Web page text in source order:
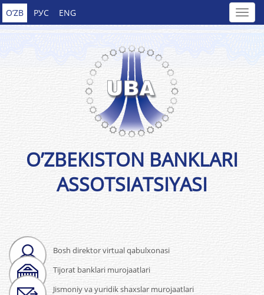
O’ZB РУС ENG
Bosh direktor virtual qabulxonasi
Tijorat banklari murojaatlari
Jismoniy va yuridik shaxslar murojaatlari
O’ZBEKISTON BANKLARI
ASSOTSIATSIYASI